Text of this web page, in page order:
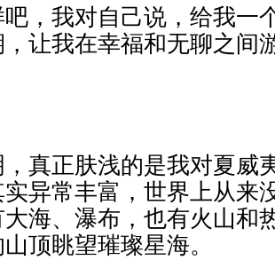
，我对自己说，给我一
让我在幸福和无聊之间
真正肤浅的是我对夏威
异常丰富，世界上从来
海、瀑布，也有火山和
顶眺望璀璨星海。